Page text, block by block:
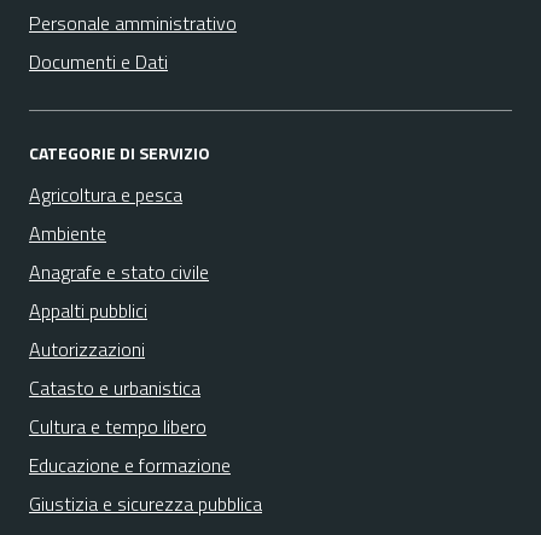
Personale amministrativo
Documenti e Dati
CATEGORIE DI SERVIZIO
Agricoltura e pesca
Ambiente
Anagrafe e stato civile
Appalti pubblici
Autorizzazioni
Catasto e urbanistica
Cultura e tempo libero
Educazione e formazione
Giustizia e sicurezza pubblica